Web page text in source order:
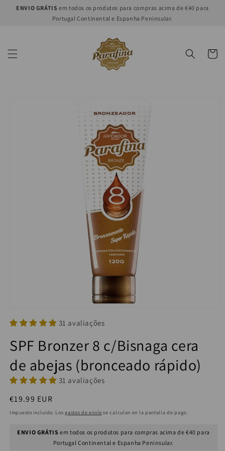
directamente
ENVIO GRÁTIS em todos os produtos para compras acima de €40 para
Portugal Continental e Espanha Peninsular.
Carrito
31 avaliações
SPF Bronzer 8 c/Bisnaga cera
de abejas (bronceado rápido)
31 avaliações
Precio
habitual
€19.99 EUR
Impuesto incluido. Losgastos de envío se calculan en la pantalla de pago.
ENVIO GRÁTIS em todos os produtos para compras acima de €40 para
Portugal Continental e Espanha Peninsular.